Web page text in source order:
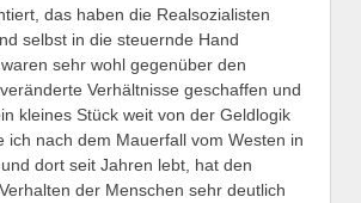
das haben die Realsozialisten
selbst in die steuernde Hand
sehr wohl gegenüber den
Verhältnisse geschaffen und
kleines Stück weit von der Geldlogik
ich nach dem Mauerfall vom Westen in
dort seit Jahren lebt, hat den
der Menschen sehr deutlich